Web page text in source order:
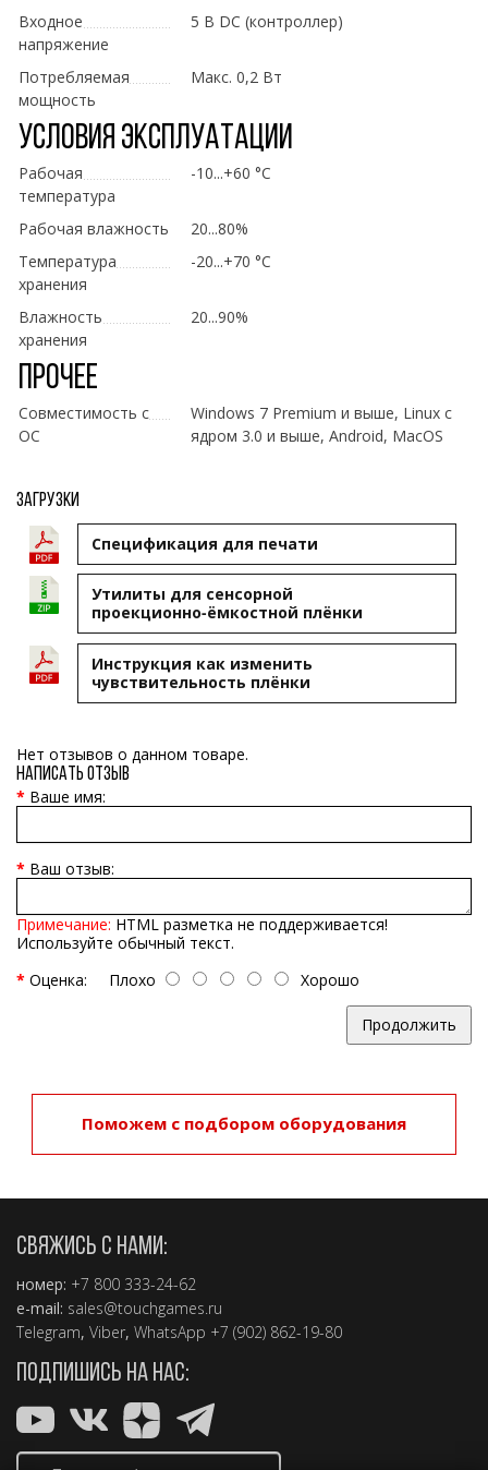
Входное
напряжение
5 В DC (контроллер)
Потребляемая
мощность
Макс. 0,2 Вт
Условия эксплуатации
Рабочая
температура
-10...+60 °C
Рабочая влажность
20...80%
Температура
хранения
-20...+70 °C
Влажность
хранения
20...90%
Прочее
Совместимость с
ОС
Windows 7 Premium и выше, Linux с
ядром 3.0 и выше, Android, MacOS
Загрузки
Cпецификация для печати
Утилиты для сенсорной
проекционно‑ёмкостной плёнки
Инструкция как изменить
чувствительность плёнки
Нет отзывов о данном товаре.
Написать отзыв
Ваше имя:
Ваш отзыв:
Примечание: HTML разметка не поддерживается!
Используйте обычный текст.
Оценка: Плохо Хорошо
Продолжить
Поможем с подбором оборудования
СВЯЖИСЬ С НАМИ:
номер: +7 800 333-24-62
e-mail: sales@touchgames.ru
Telegram, Viber, WhatsApp +7 (902) 862-19-80
ПОДПИШИСЬ НА НАС: